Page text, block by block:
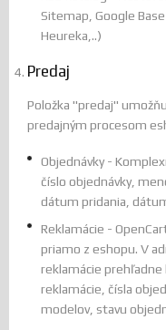
Sitemap, Google
Heureka,..)
Predaj
Položka "predaj"
predajným procesom
Objednávky -
číslo objednávky,
dátum pridania,
Reklamácie -
priamo z eshopu. V
reklamácie
reklamácie, čísla
modelov, stavu